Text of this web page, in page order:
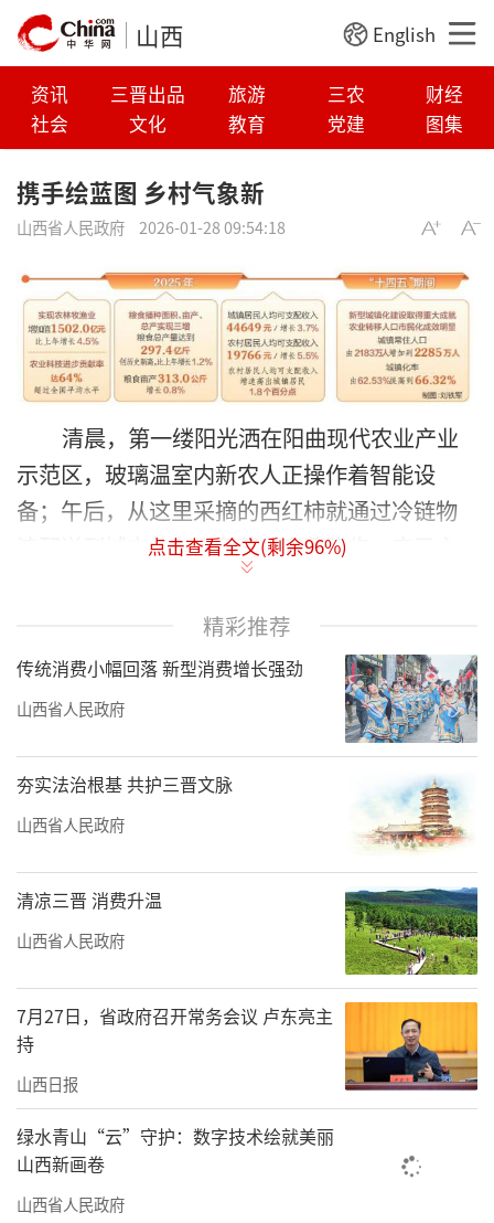
山西 English
资讯 三晋出品 旅游 三农
财经
社会
文化 教育 党建 图集
携手绘蓝图 乡村气象新
山西省人民政府 2026-01-28 09:54:18
清晨，第一缕阳光洒在阳曲现代农业产业
示范区，玻璃温室内新农人正操作着智能设
备；午后，从这里采摘的西红柿就通过冷链物
流配送到城市的各个角落；夜幕降临，农民主
播在线推介家乡特产，远在千里之外的都市白
这些生动的场景勾勒出一幅我省城乡融合
互动、要素加速流通、产业紧密链接、发展成
产业融合
城乡融合发展是中国式现代化的必然要
求，坚持城乡融合发展有利于加快推进农业农
村现代化。我省立足农业资源禀赋与工业基础
优势，出台《山西省深入推进以人为本的新型
城镇化战略实施方案（2025—2029年）》《关
于进一步深化农村改革扎实推进乡村全面振兴
的实施意见》等文件，通过构建优势互补、利
益共享的现代化产业体系，推动城乡产业深度
对接，形成“城带乡、乡促城”的发展新格
局。
点击查看全文(剩余96%)
精彩推荐
传统消费小幅回落 新型消费增长强劲
山西省人民政府
夯实法治根基 共护三晋文脉
山西省人民政府
清凉三晋 消费升温
山西省人民政府
7月27日，省政府召开常务会议 卢东亮主
持
山西日报
绿水青山“云”守护：数字技术绘就美丽
山西新画卷
山西省人民政府